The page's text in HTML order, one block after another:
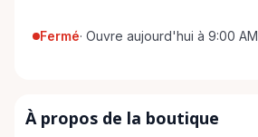
Fermé· Ouvre aujourd'hui à 9:00 AM
Mercredi
À propos de la boutique